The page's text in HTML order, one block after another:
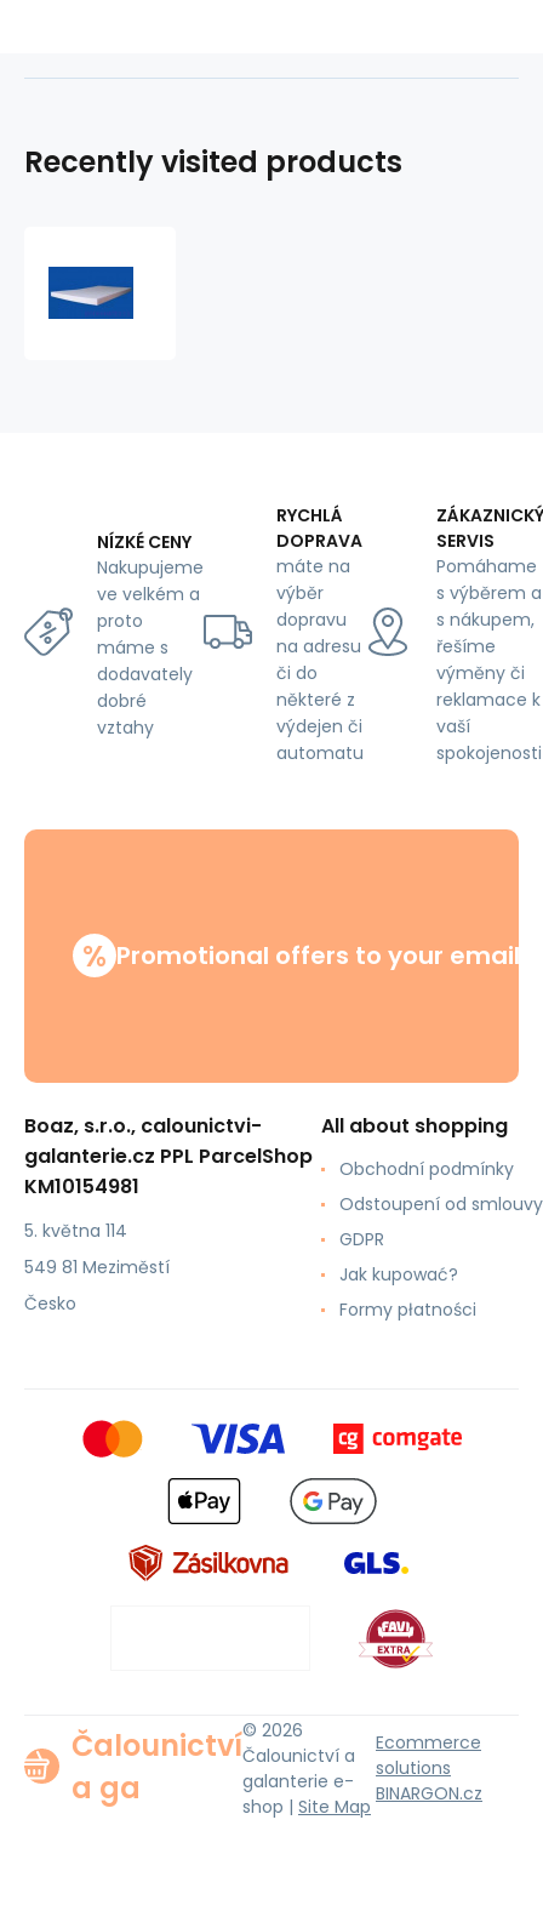
Recently visited products
NÍZKÉ CENY
Nakupujeme
ve velkém a
proto
máme s
dodavately
dobré
vztahy
RYCHLÁ
DOPRAVA
máte na
výběr
dopravu
na adresu
či do
některé z
výdejen či
automatu
ZÁKAZNICKÝ
SERVIS
Pomáhame
s výběrem a
s nákupem,
řešíme
výměny či
reklamace k
vaší
spokojenosti
% Promotional offers to your email
Boaz, s.r.o., calounictvi-
galanterie.cz PPL ParcelShop
KM10154981
5. května 114
549 81 Meziměstí
Česko
All about shopping
Obchodní podmínky
Odstoupení od smlouvy
GDPR
Jak kupować?
Formy płatności
Čalounictví
a ga
© 2026
Čalounictví a
galanterie e-
shop | Site Map
Ecommerce
solutions
BINARGON.cz